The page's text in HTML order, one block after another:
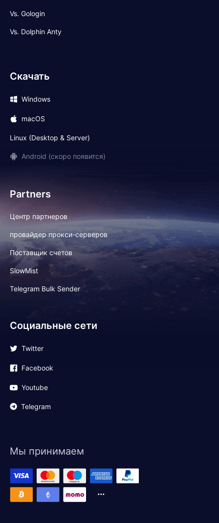
Vs. Gologin
Vs. Dolphin Anty
Скачать
Windows
macOS
Linux (Desktop & Server)
Android (скоро появится)
Partners
Центр партнеров
провайдер прокси-серверов
Поставщик счетов
SlowMist
Telegram Bulk Sender
Социальные сети
Twitter
Facebook
Youtube
Telegram
Мы принимаем